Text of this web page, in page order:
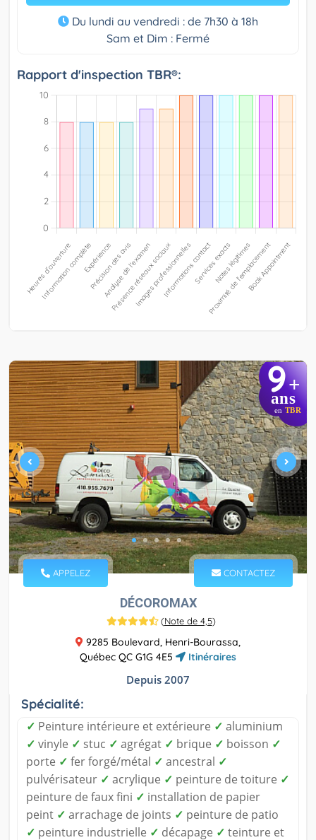
Du lundi au vendredi : de 7h30 à 18h
Sam et Dim : Fermé
Rapport d'inspection TBR®:
9+
ans
en TBR
APPELEZ CONTACTEZ
DÉCOROMAX
(Note de 4,5)
9285 Boulevard, Henri-Bourassa,
Québec QC G1G 4E5
Itinéraires
Depuis 2007
Spécialité:
✓ Peinture intérieure et extérieure ✓ aluminium
✓ vinyle ✓ stuc ✓ agrégat ✓ brique ✓ boisson ✓
porte ✓ fer forgé/métal ✓ ancestral ✓
pulvérisateur ✓ acrylique ✓ peinture de toiture ✓
peinture de faux fini ✓ installation de papier
peint ✓ arrachage de joints ✓ peinture de patio
✓ peinture industrielle ✓ décapage ✓ teinture et